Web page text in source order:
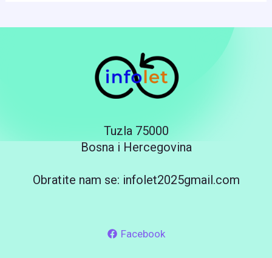
Tuzla 75000
Bosna i Hercegovina
Obratite nam se: infolet2025gmail.com
Facebook